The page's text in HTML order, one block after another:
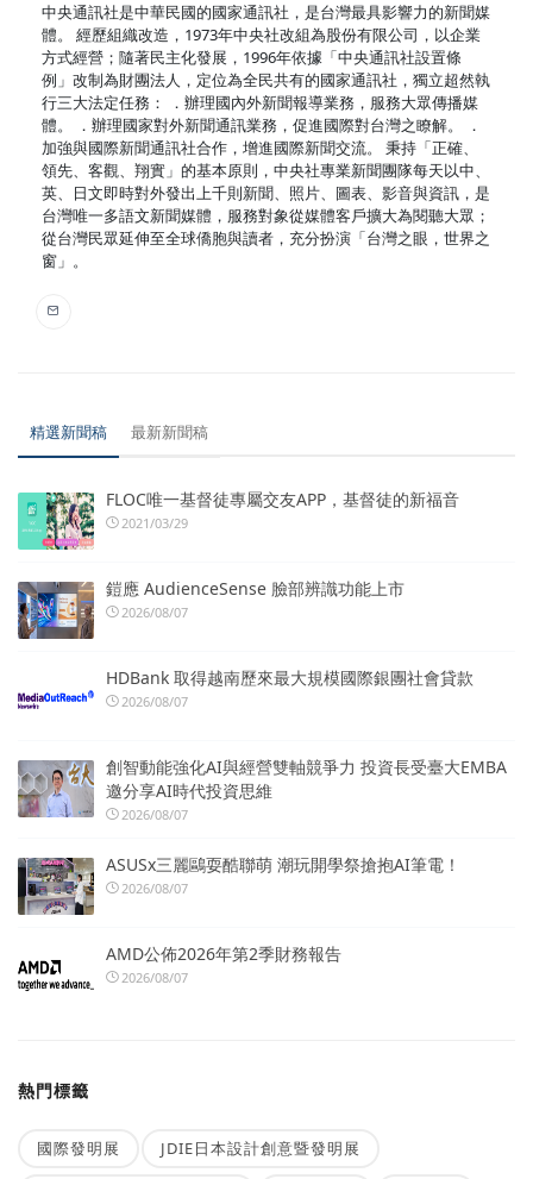
中央通訊社是中華民國的國家通訊社，是台灣最具影響力的新聞媒
體。 經歷組織改造，1973年中央社改組為股份有限公司，以企業
方式經營；隨著民主化發展，1996年依據「中央通訊社設置條
例」改制為財團法人，定位為全民共有的國家通訊社，獨立超然執
行三大法定任務： ．辦理國內外新聞報導業務，服務大眾傳播媒
體。 ．辦理國家對外新聞通訊業務，促進國際對台灣之瞭解。 ．
加強與國際新聞通訊社合作，增進國際新聞交流。 秉持「正確、
領先、客觀、翔實」的基本原則，中央社專業新聞團隊每天以中、
英、日文即時對外發出上千則新聞、照片、圖表、影音與資訊，是
台灣唯一多語文新聞媒體，服務對象從媒體客戶擴大為閱聽大眾；
從台灣民眾延伸至全球僑胞與讀者，充分扮演「台灣之眼，世界之
窗」。
精選新聞稿 最新新聞稿
FLOC唯一基督徒專屬交友APP，基督徒的新福音
2021/03/29
鎧應 AudienceSense 臉部辨識功能上市
2026/08/07
HDBank 取得越南歷來最大規模國際銀團社會貸款
2026/08/07
創智動能強化AI與經營雙軸競爭力 投資長受臺大EMBA
邀分享AI時代投資思維
2026/08/07
ASUSx三麗鷗耍酷聯萌 潮玩開學祭搶抱AI筆電！
2026/08/07
AMD公佈2026年第2季財務報告
2026/08/07
熱門標籤
國際發明展 JDIE日本設計創意暨發明展